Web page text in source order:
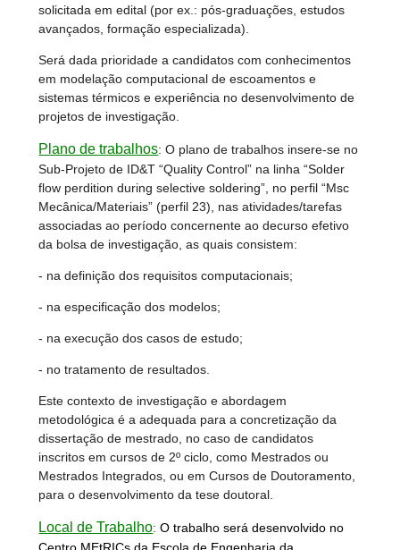
solicitada em edital (por ex.: pós-graduações, estudos
avançados, formação especializada).
Será dada prioridade a candidatos com conhecimentos
em modelação computacional de escoamentos e
sistemas térmicos e experiência no desenvolvimento de
projetos de investigação.
Plano de trabalhos: O plano de trabalhos insere-se no
Sub-Projeto de ID&T “Quality Control” na linha “Solder
flow perdition during selective soldering”, no perfil “Msc
Mecânica/Materiais” (perfil 23), nas atividades/tarefas
associadas ao período concernente ao decurso efetivo
da bolsa de investigação, as quais consistem:
- na definição dos requisitos computacionais;
- na especificação dos modelos;
- na execução dos casos de estudo;
- no tratamento de resultados.
Este contexto de investigação e abordagem
metodológica é a adequada para a concretização da
dissertação de mestrado, no caso de candidatos
inscritos em cursos de 2º ciclo, como Mestrados ou
Mestrados Integrados, ou em Cursos de Doutoramento,
para o desenvolvimento da tese doutoral.
Local de Trabalho:O trabalho será desenvolvido no